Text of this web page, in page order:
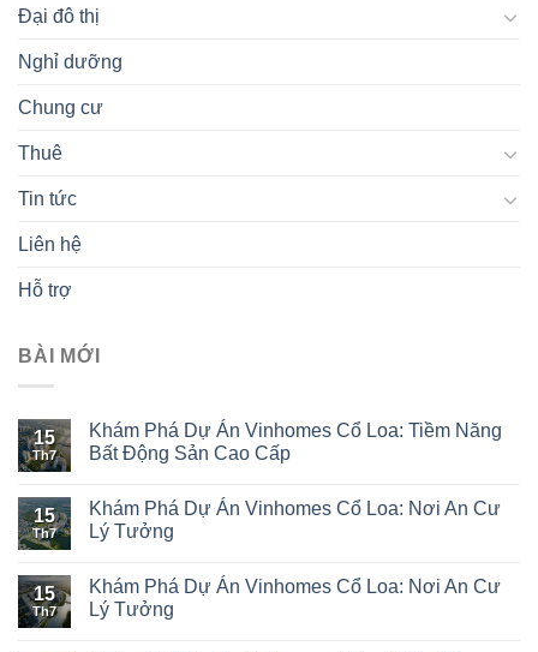
Đại đô thị
Nghỉ dưỡng
Chung cư
Thuê
Tin tức
Liên hệ
Hỗ trợ
BÀI MỚI
15
Th7
Khám Phá Dự Án Vinhomes Cổ Loa: Tiềm Năng
Bất Động Sản Cao Cấp
15
Th7
Khám Phá Dự Án Vinhomes Cổ Loa: Nơi An Cư
Lý Tưởng
15
Th7
Khám Phá Dự Án Vinhomes Cổ Loa: Nơi An Cư
Lý Tưởng